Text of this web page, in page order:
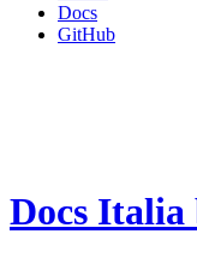
Docs
GitHub
Docs Italia